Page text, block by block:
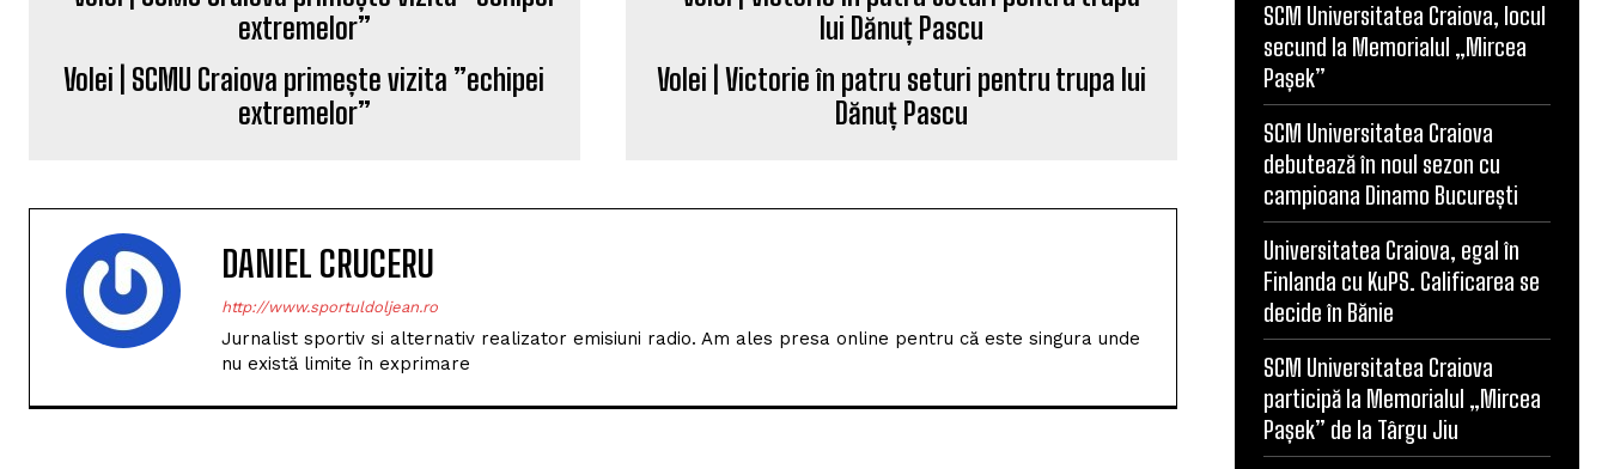
Volei | SCMU Craiova primește vizita ”echipei
extremelor”
Volei | Victorie în patru seturi pentru trupa lui
Dănuț Pascu
DANIEL CRUCERU
http://www.sportuldoljean.ro
Jurnalist sportiv si alternativ realizator emisiuni radio. Am ales presa online pentru că este singura unde
nu există limite în exprimare
SCM Universitatea Craiova, locul
secund la Memorialul „Mircea
Pașek”
SCM Universitatea Craiova
debutează în noul sezon cu
campioana Dinamo București
Universitatea Craiova, egal în
Finlanda cu KuPS. Calificarea se
decide în Bănie
SCM Universitatea Craiova
participă la Memorialul „Mircea
Pașek” de la Târgu Jiu